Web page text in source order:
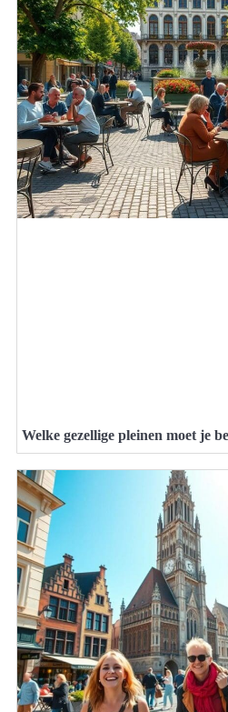
Welke gezellige pleinen moet je